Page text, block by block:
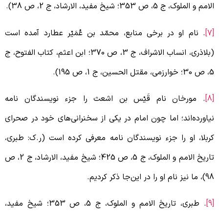
و الملوک، ج 5، ص 353؛ شیخ مفید، الارشاد، ج 2، ص 38).
. نام او در برخی منابع، محمّد بن عُمَیْر عطارد آمده است
(بلاذری، انساب الاشراف، ج 3، ص 370؛ ابن اعثم، کتاب الفتوح، ج
. مورخان نام قَیْس بن اشعث را جزء نویسندگان نامه
اما چون امام در یکی از سخنرانی‌های خود در صحرای
او را جزء نویسندگان نامه معرفی کرده است (ر.ک: طبری،
تاریخ الامم و الملوک، ج 5، ص 425؛ شیخ مفید، الارشاد، ج 2، ص
را در این‌جا ذکر کردیم.
. طبری، تاریخ الامم و الملوک، ج 5، ص 353؛ شیخ مفید،